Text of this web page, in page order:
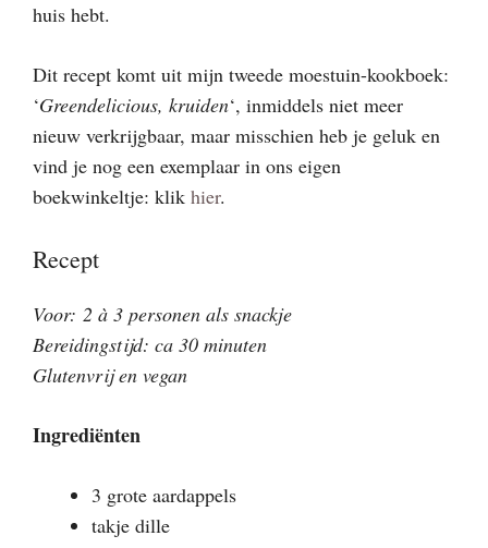
huis hebt.
Dit recept komt uit mijn tweede moestuin-kookboek:
‘Greendelicious, kruiden‘, inmiddels niet meer
nieuw verkrijgbaar, maar misschien heb je geluk en
vind je nog een exemplaar in ons eigen
boekwinkeltje: klik hier.
Recept
Voor: 2 à 3 personen als snackje
Bereidingstijd: ca 30 minuten
Glutenvrij en vegan
Ingrediënten
3 grote aardappels
takje dille